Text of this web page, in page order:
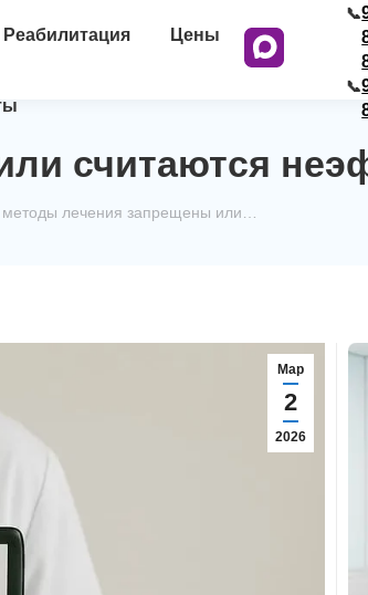
Реабилитация Цены
📞
📞
считаются
методы лечения запрещены или…
Мар
2
2026